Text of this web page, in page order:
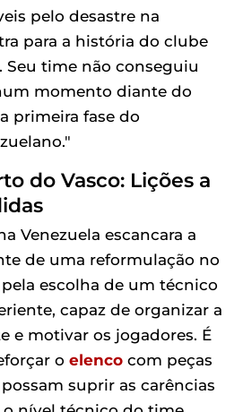
pelo desastre na
para a história do clube
Seu time não conseguiu
momento diante do
primeira fase do
do Vasco: Lições a
Venezuela escancara a
de uma reformulação no
escolha de um técnico
capaz de organizar a
e motivar os jogadores. É
o elenco com peças
suprir as carências